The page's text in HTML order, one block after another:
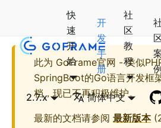
快
速
开
始
开
发
手
册
社
区
教
程
2.7.x 简体中文
此为 GoFrame官网 - 类似
SpringBoot的Go语言开发框
档，现已不再积极维护。
最新的文档请参阅 最新版本(